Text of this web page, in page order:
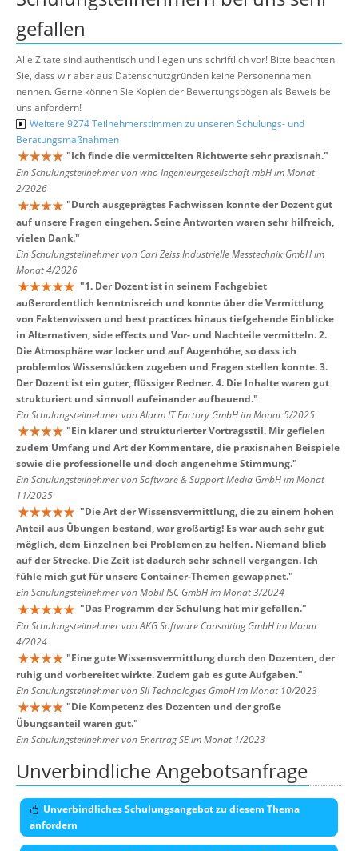
gefallen
Alle Zitate sind authentisch und liegen uns schriftlich vor! Bitte beachten
Sie, dass wir aber aus Datenschutzgründen keine Personennamen
nennen. Gerne können Sie Kopien der Bewertungsbögen als Beweis bei
uns anfordern!
Weitere 9274 Teilnehmerstimmen zu unseren Schulungs- und
Beratungsmaßnahmen
"Ich finde die vermittelten Richtwerte sehr praxisnah."
Ein Schulungsteilnehmer von who Ingenieurgesellschaft mbH im Monat
2/2026
"Durch ausgeprägtes Fachwissen konnte der Dozent gut
auf unsere Fragen eingehen. Seine Antworten waren sehr hilfreich,
vielen Dank."
Ein Schulungsteilnehmer von Carl Zeiss Industrielle Messtechnik GmbH im
Monat 4/2026
"1. Der Dozent ist in seinem Fachgebiet
außerordentlich kenntnisreich und konnte über die Vermittlung
von Faktenwissen und best practices hinaus tiefgehende Einblicke
in Alternativen, side effects und Vor- und Nachteile vermitteln. 2.
Die Atmosphäre war locker und auf Augenhöhe, so dass ich
problemlos Wissenslücken zugeben und Fragen stellen konnte. 3.
Der Dozent ist ein guter, flüssiger Redner. 4. Die Inhalte waren gut
strukturiert und sinnvoll aufeinander aufbauend."
Ein Schulungsteilnehmer von Alarm IT Factory GmbH im Monat 5/2025
"Ein klarer und strukturierter Vortragsstil. Mir gefielen
zudem Umfang und Art der Kommentare, die praxisnahen Beispiele
sowie die professionelle und doch angenehme Stimmung."
Ein Schulungsteilnehmer von Software & Support Media GmbH im Monat
11/2025
"Die Art der Wissensvermittlung, die zu einem hohen
Anteil aus Übungen bestand, war großartig! Es war auch sehr gut
möglich, dem Einzelnen bei Problemen zu helfen. Niemand blieb
auf der Strecke. Die Zeit ist dadurch sehr schnell vergangen. Ich
fühle mich gut für unsere Container-Themen gewappnet."
Ein Schulungsteilnehmer von Mobil ISC GmbH im Monat 3/2024
"Das Programm der Schulung hat mir gefallen."
Ein Schulungsteilnehmer von AKG Software Consulting GmbH im Monat
4/2024
"Eine gute Wissensvermittlung durch den Dozenten, der
ruhig und vorbereitet wirkte. Zudem gab es gute Aufgaben."
Ein Schulungsteilnehmer von SII Technologies GmbH im Monat 10/2023
"Die Kompetenz des Dozenten und der große
Übungsanteil waren gut."
Ein Schulungsteilnehmer von Enertrag SE im Monat 1/2023
Unverbindliche Angebotsanfrage
Unverbindliches Schulungsangebot zu diesem Thema
anfordern